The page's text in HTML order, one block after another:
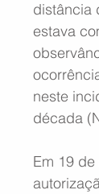
distância
estava
neste
década
Em 19